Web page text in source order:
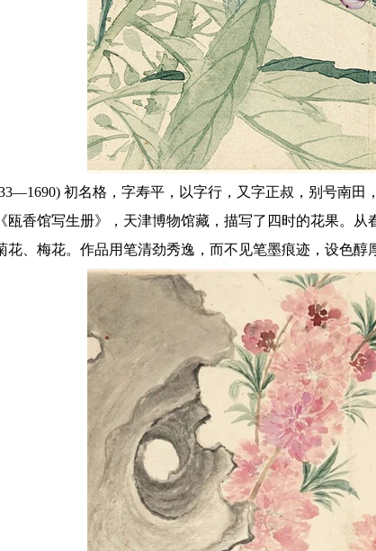
初名格，字寿平，以字行，又字正叔，别号南田
馆写生册》，天津博物馆藏，描写了四时的花果。从
花、梅花。作品用笔清劲秀逸，而不见笔墨痕迹，设色醇